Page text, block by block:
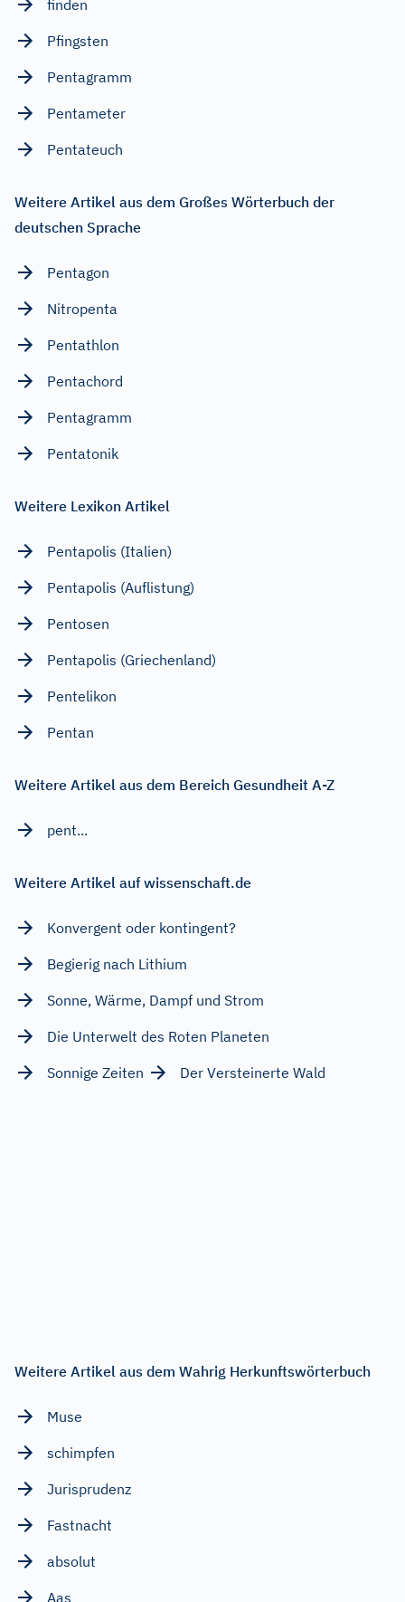
finden
Pfingsten
Pentagramm
Pentameter
Pentateuch
Weitere Artikel aus dem Großes Wörterbuch der
deutschen Sprache
Pentagon
Nitropenta
Pentathlon
Pentachord
Pentagramm
Pentatonik
Weitere Lexikon Artikel
Pentapolis (Italien)
Pentapolis (Auflistung)
Pentosen
Pentapolis (Griechenland)
Pentelikon
Pentan
Weitere Artikel aus dem Bereich Gesundheit A-Z
pent...
Weitere Artikel auf wissenschaft.de
Konvergent oder kontingent?
Begierig nach Lithium
Sonne, Wärme, Dampf und Strom
Die Unterwelt des Roten Planeten
Sonnige Zeiten
Der Versteinerte Wald
Weitere Artikel aus dem Wahrig Herkunftswörterbuch
Muse
schimpfen
Jurisprudenz
Fastnacht
absolut
Aas